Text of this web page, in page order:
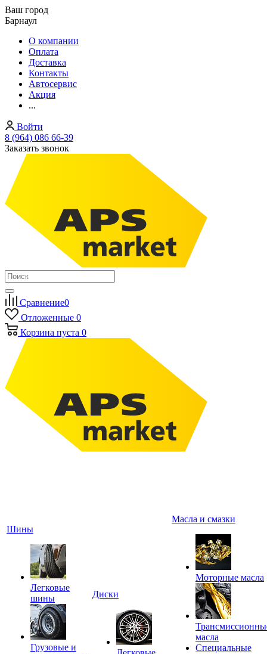
Ваш город
Барнаул
О компании
Оплата
Доставка
Контакты
Автосервис
Акция
...
Войти
8 (964) 086 66-39
Заказать звонок
Сравнение0
Отложенные 0
Корзина пуста 0
Шины
Легковые
шины
Грузовые и
Диски
Масла и смазки
Моторные масла
масла
Специальные